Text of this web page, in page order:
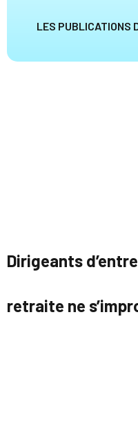
LES PUBLICATIONS
Dirigeants
retraite ne